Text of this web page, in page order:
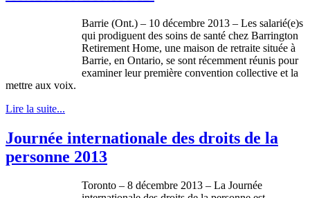
Barrie (Ont.) – 10 décembre 2013 – Les salarié(e)s
qui prodiguent des soins de santé chez Barrington
Retirement Home, une maison de retraite située à
Barrie, en Ontario, se sont récemment réunis pour
examiner leur première convention collective et la
mettre aux voix.
Lire la suite...
Journée internationale des droits de la
personne 2013
Toronto – 8 décembre 2013 – La Journée